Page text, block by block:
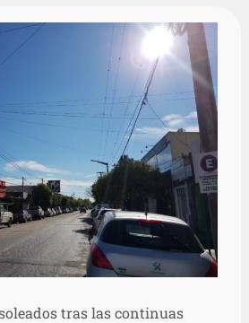
tras las continuas